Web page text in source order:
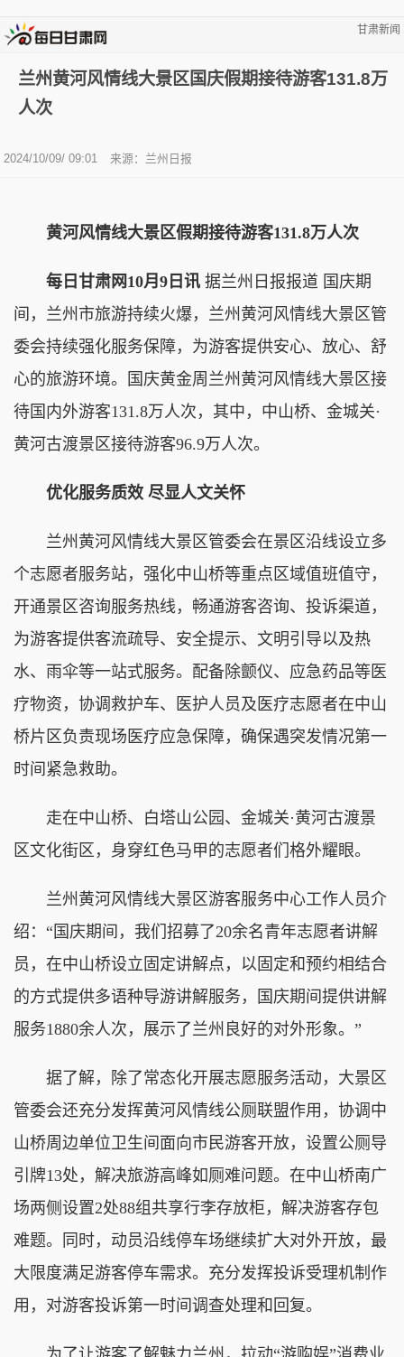
甘肃新闻
兰州黄河风情线大景区国庆假期接待游客131.8万
人次
2024/10/09/ 09:01 来源：兰州日报
黄河风情线大景区假期接待游客131.8万人次
每日甘肃网10月9日讯 据兰州日报报道 国庆期
间，兰州市旅游持续火爆，兰州黄河风情线大景区管
委会持续强化服务保障，为游客提供安心、放心、舒
心的旅游环境。国庆黄金周兰州黄河风情线大景区接
待国内外游客131.8万人次，其中，中山桥、金城关·
黄河古渡景区接待游客96.9万人次。
优化服务质效 尽显人文关怀
兰州黄河风情线大景区管委会在景区沿线设立多
个志愿者服务站，强化中山桥等重点区域值班值守，
开通景区咨询服务热线，畅通游客咨询、投诉渠道，
为游客提供客流疏导、安全提示、文明引导以及热
水、雨伞等一站式服务。配备除颤仪、应急药品等医
疗物资，协调救护车、医护人员及医疗志愿者在中山
桥片区负责现场医疗应急保障，确保遇突发情况第一
时间紧急救助。
走在中山桥、白塔山公园、金城关·黄河古渡景
区文化街区，身穿红色马甲的志愿者们格外耀眼。
兰州黄河风情线大景区游客服务中心工作人员介
绍：“国庆期间，我们招募了20余名青年志愿者讲解
员，在中山桥设立固定讲解点，以固定和预约相结合
的方式提供多语种导游讲解服务，国庆期间提供讲解
服务1880余人次，展示了兰州良好的对外形象。”
据了解，除了常态化开展志愿服务活动，大景区
管委会还充分发挥黄河风情线公厕联盟作用，协调中
山桥周边单位卫生间面向市民游客开放，设置公厕导
引牌13处，解决旅游高峰如厕难问题。在中山桥南广
场两侧设置2处88组共享行李存放柜，解决游客存包
难题。同时，动员沿线停车场继续扩大对外开放，最
大限度满足游客停车需求。充分发挥投诉受理机制作
用，对游客投诉第一时间调查处理和回复。